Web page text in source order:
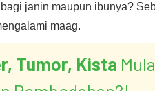
janin maupun ibunya?
maag.
Tumor, Kista